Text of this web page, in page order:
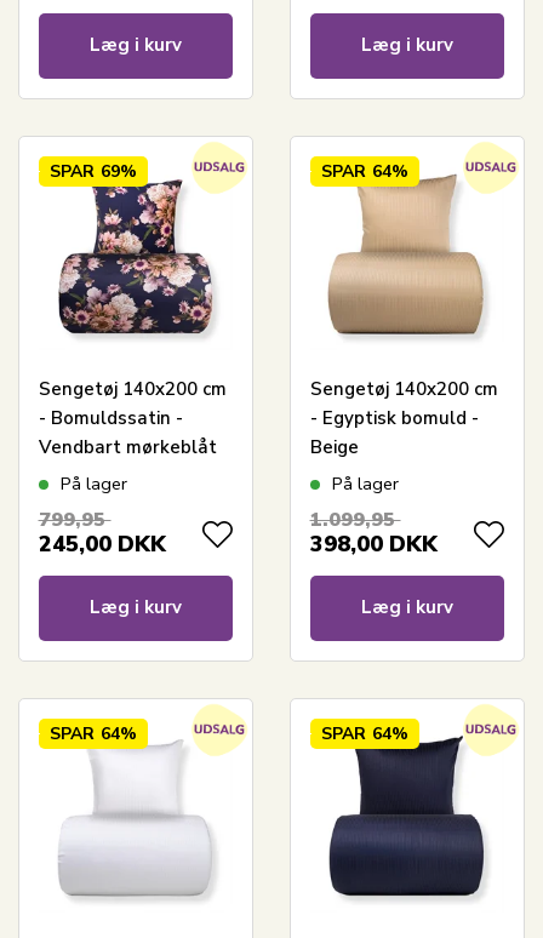
Læg i kurv Læg i kurv
SPAR 69%
Sengetøj 140x200 cm
- Bomuldssatin -
Vendbart mørkeblåt
blomster sengetøj
På lager
799,95
245,00 DKK
Læg i kurv
SPAR 64%
Sengetøj 140x200 cm
- Egyptisk bomuld -
Beige
jacquardvævede
På lager
1.099,95
398,00 DKK
Læg i kurv
SPAR 64% SPAR 64%